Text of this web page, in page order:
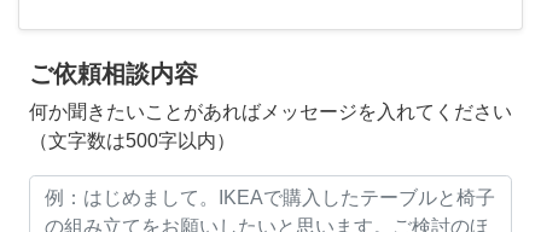
ご依頼相談内容
何か聞きたいことがあればメッセージを入れてください
（文字数は500字以内）